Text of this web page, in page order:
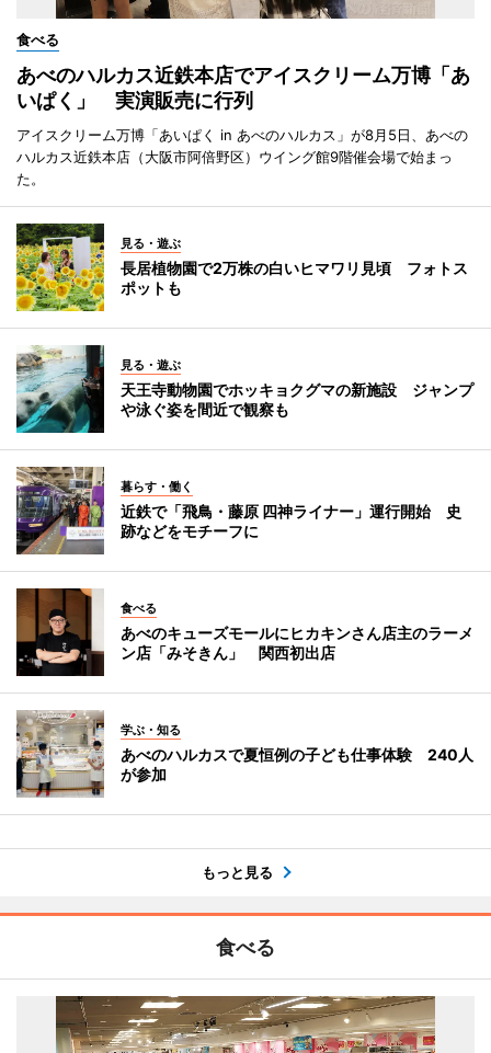
食べる
あべのハルカス近鉄本店でアイスクリーム万博「あ
いぱく」 実演販売に行列
アイスクリーム万博「あいぱく in あべのハルカス」が8月5日、あべの
ハルカス近鉄本店（大阪市阿倍野区）ウイング館9階催会場で始まっ
た。
見る・遊ぶ
長居植物園で2万株の白いヒマワリ見頃 フォトス
ポットも
見る・遊ぶ
天王寺動物園でホッキョクグマの新施設 ジャンプ
や泳ぐ姿を間近で観察も
暮らす・働く
近鉄で「飛鳥・藤原 四神ライナー」運行開始 史
跡などをモチーフに
食べる
あべのキューズモールにヒカキンさん店主のラーメ
ン店「みそきん」 関西初出店
学ぶ・知る
あべのハルカスで夏恒例の子ども仕事体験 240人
が参加
もっと見る
食べる